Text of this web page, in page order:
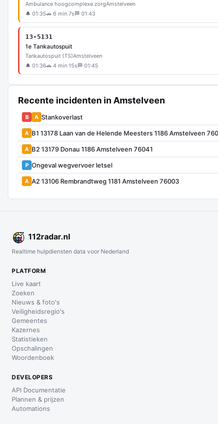
Ambulance hoogcomplexe zorgAmstelveen
🔔 01:35🚗 6 min 7s 🏁 01:43
13-5131
1e Tankautospuit
Tankautospuit (TS)Amstelveen
🔔 01:36🚗 4 min 15s 🏁 01:45
Recente incidenten in Amstelveen
B A Stankoverlast
A B1 13178 Laan van de Helende Meesters 1186 Amstelveen
A B2 13179 Donau 1186 Amstelveen 76041
P Ongeval wegvervoer letsel
A A2 13106 Rembrandtweg 1181 Amstelveen 76003
112radar.nl
Realtime hulpdiensten data voor Nederland
PLATFORM
Live kaart
Zoeken
Nieuws & foto's
Veiligheidsregio's
Gemeentes
Kazernes
Statistieken
Opschalingen
Woordenboek
DEVELOPERS
API Documentatie
Plannen & prijzen
Automations